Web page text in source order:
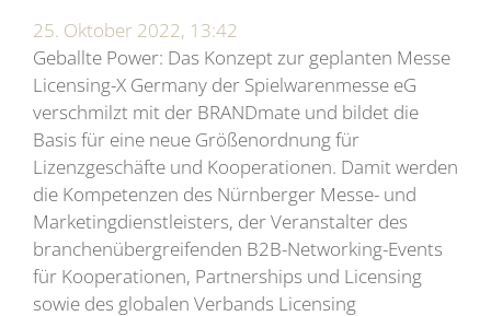
25. Oktober 2022, 13:42
Geballte Power: Das Konzept zur geplanten Messe
Licensing-X Germany der Spielwarenmesse eG
verschmilzt mit der BRANDmate und bildet die
Basis für eine neue Größenordnung für
Lizenzgeschäfte und Kooperationen. Damit werden
die Kompetenzen des Nürnberger Messe- und
Marketingdienstleisters, der Veranstalter des
branchenübergreifenden B2B-Networking-Events
für Kooperationen, Partnerships und Licensing
sowie des globalen Verbands Licensing